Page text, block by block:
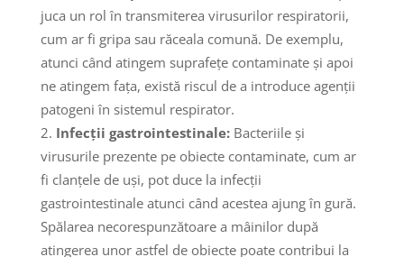
juca un rol în transmiterea virusurilor respiratorii,
cum ar fi gripa sau răceala comună. De exemplu,
atunci când atingem suprafețe contaminate și apoi
ne atingem fața, există riscul de a introduce agenții
patogeni în sistemul respirator.
Infecții gastrointestinale:Bacteriile și
virusurile prezente pe obiecte contaminate, cum ar
fi clanțele de uși, pot duce la infecții
gastrointestinale atunci când acestea ajung în gură.
Spălarea necorespunzătoare a mâinilor după
atingerea unor astfel de obiecte poate contribui la